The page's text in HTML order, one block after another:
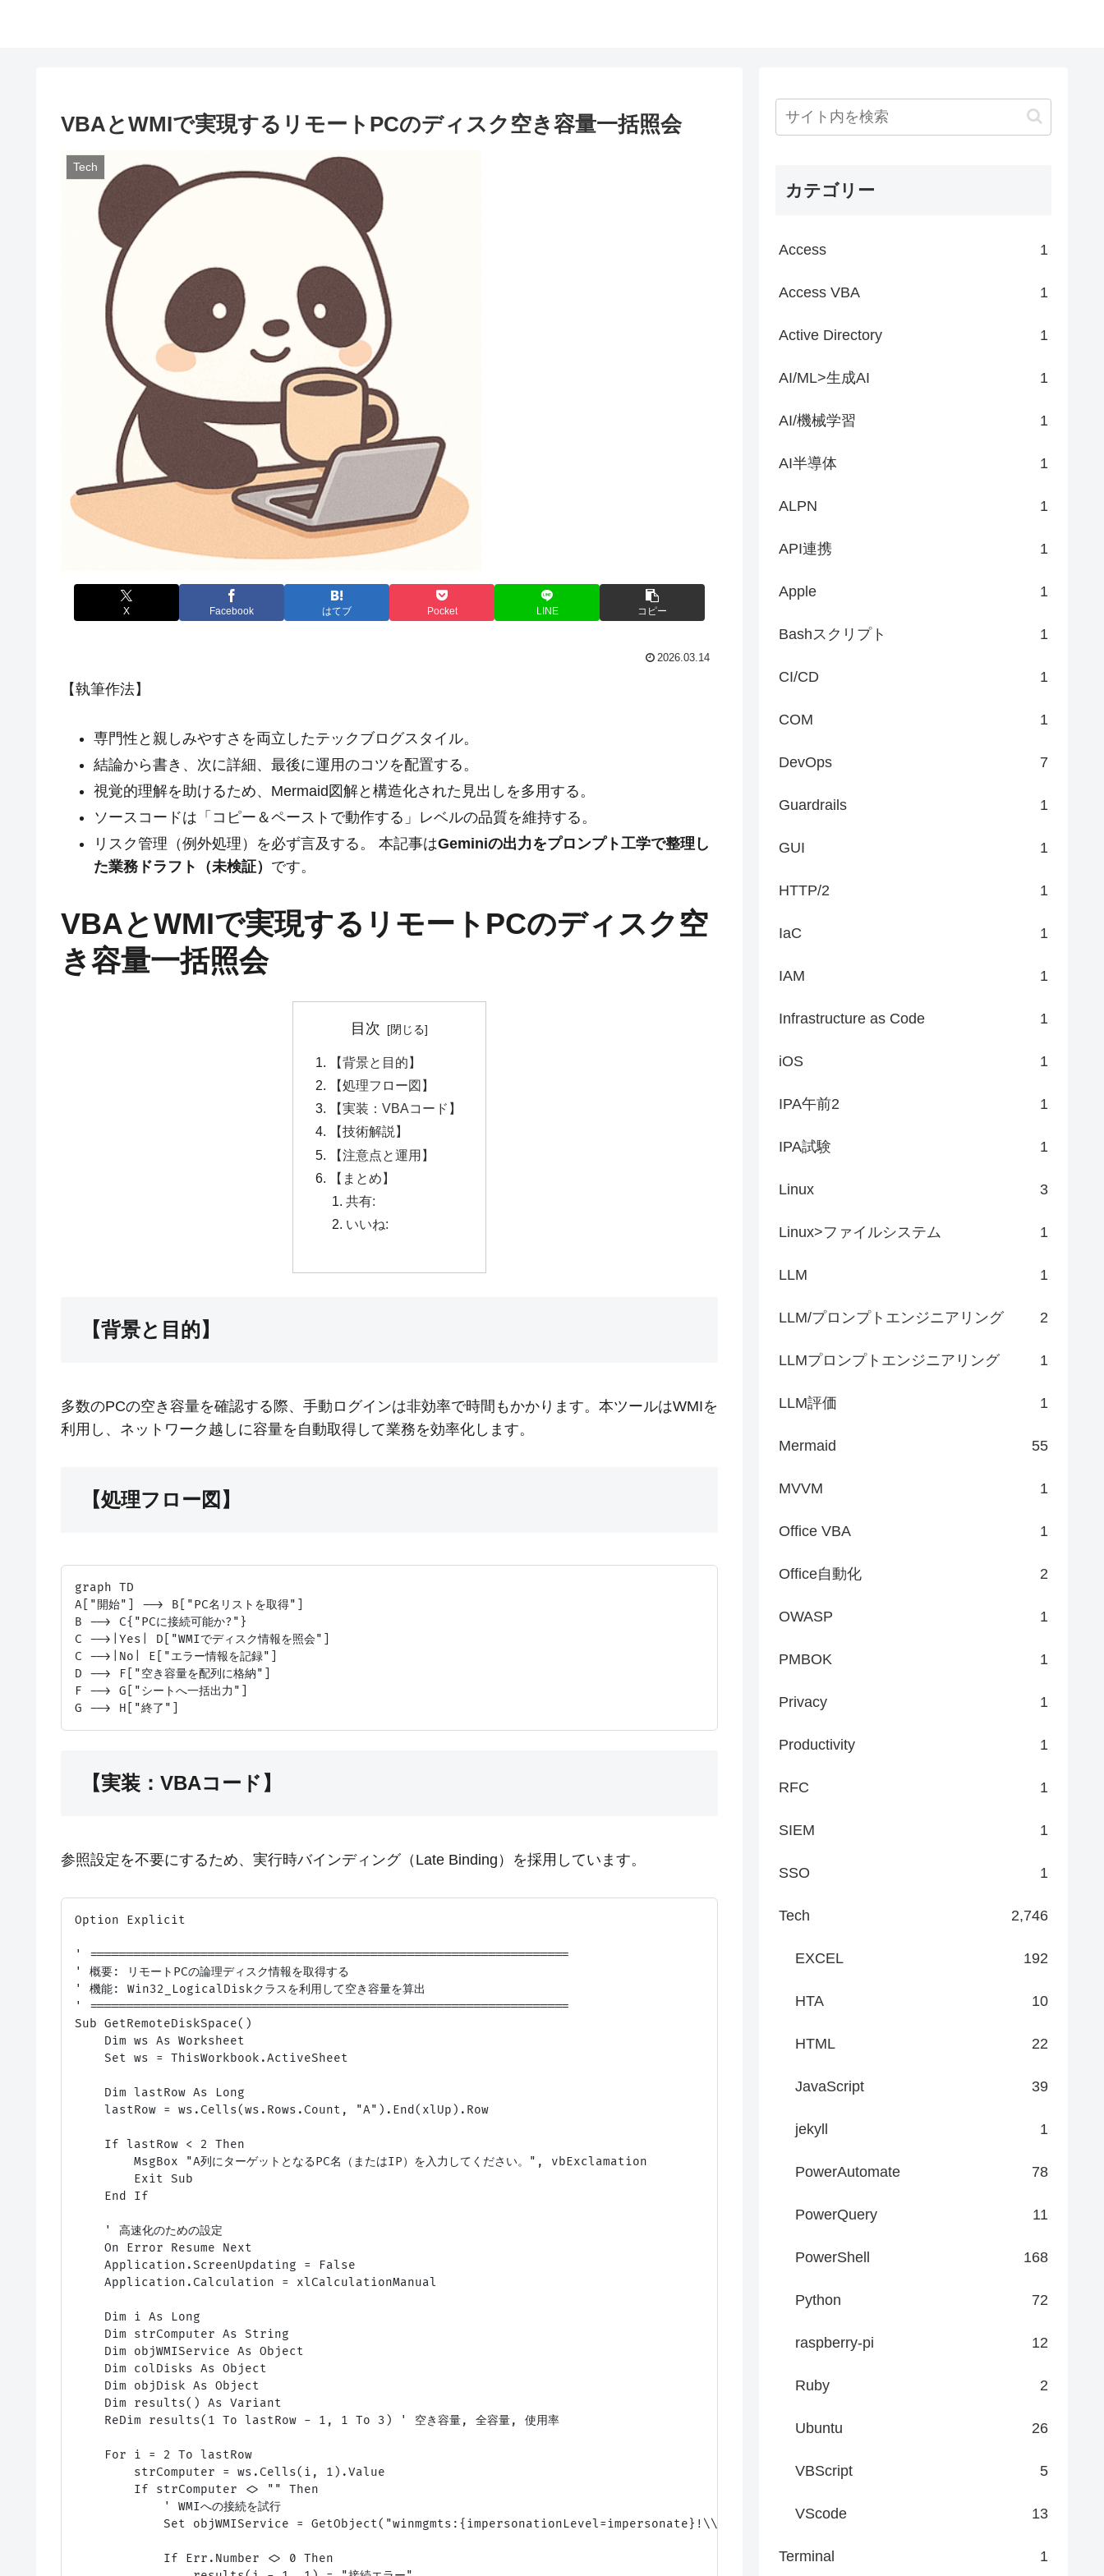
VBAとWMIで実現するリモートPCのディスク空き容量一括照会
Tech
X Facebook はてブ Pocket LINE コピー
2026.03.14
【執筆作法】
専門性と親しみやすさを両立したテックブログスタイル。
結論から書き、次に詳細、最後に運用のコツを配置する。
視覚的理解を助けるため、Mermaid図解と構造化された見出しを多用する。
ソースコードは「コピー＆ペーストで動作する」レベルの品質を維持する。
リスク管理（例外処理）を必ず言及する。 本記事はGeminiの出力をプロンプト工学で整理し
た業務ドラフト（未検証） です。
VBAとWMIで実現するリモートPCのディスク空
き容量一括照会
目次
【背景と目的】
【処理フロー図】
【実装：VBAコード】
【技術解説】
【注意点と運用】
【まとめ】
共有:
いいね:
【背景と目的】
多数のPCの空き容量を確認する際、手動ログインは非効率で時間もかかります。本ツールはWMIを
利用し、ネットワーク越しに容量を自動取得して業務を効率化します。
【処理フロー図】
graph TD
A["開始"] --> B["PC名リストを取得"]
B --> C{"PCに接続可能か?"}
C -->|Yes| D["WMIでディスク情報を照会"]
C -->|No| E["エラー情報を記録"]
D --> F["空き容量を配列に格納"]
F --> G["シートへ一括出力"]
【実装：VBAコード】
参照設定を不要にするため、実行時バインディング（Late Binding）を採用しています。
Option Explicit
' =================================================================
' 概要: リモートPCの論理ディスク情報を取得する
' 機能: Win32_LogicalDiskクラスを利用して空き容量を算出
' =================================================================
Sub GetRemoteDiskSpace()
    Dim ws As Worksheet
    Set ws = ThisWorkbook.ActiveSheet
    Dim lastRow As Long
    lastRow = ws.Cells(ws.Rows.Count, "A").End(xlUp).Row
    If lastRow < 2 Then
        MsgBox "A列にターゲットとなるPC名（またはIP）を入力してください。", vbExclamation
        Exit Sub
    End If
    ' 高速化のための設定
    On Error Resume Next
    Application.ScreenUpdating = False
    Application.Calculation = xlCalculationManual
    Dim i As Long
    Dim strComputer As String
    Dim objWMIService As Object
    Dim colDisks As Object
    Dim objDisk As Object
    Dim results() As Variant
    ReDim results(1 To lastRow - 1, 1 To 3) ' 空き容量, 全容量, 使用率
    For i = 2 To lastRow
        strComputer = ws.Cells(i, 1).Value
        If strComputer <> "" Then
            ' WMIへの接続を試行
            Set objWMIService = GetObject("winmgmts:{impersonationLevel=impersonate}!\\" & strComputer & "\root\cimv2")
            If Err.Number <> 0 Then
カテゴリー
Access 1
Access VBA 1
Active Directory 1
AI/ML>生成AI 1
AI/機械学習 1
AI半導体 1
ALPN 1
API連携 1
Apple 1
Bashスクリプト 1
CI/CD 1
COM 1
DevOps 7
Guardrails 1
GUI 1
HTTP/2 1
IaC 1
IAM 1
Infrastructure as Code 1
iOS 1
IPA午前2 1
IPA試験 1
Linux 3
Linux>ファイルシステム 1
LLM 1
LLM/プロンプトエンジニアリング 2
LLMプロンプトエンジニアリング 1
LLM評価 1
Mermaid 55
MVVM 1
Office VBA 1
Office自動化 2
OWASP 1
PMBOK 1
Privacy 1
Productivity 1
RFC 1
SIEM 1
SSO 1
Tech 2,746
EXCEL 192
HTA 10
HTML 22
JavaScript 39
jekyll 1
PowerAutomate 78
PowerQuery 11
PowerShell 168
Python 72
raspberry-pi 12
Ruby 2
Ubuntu 26
VBScript 5
VScode 13
Terminal 1